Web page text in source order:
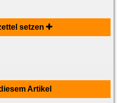
setzen
Artikel